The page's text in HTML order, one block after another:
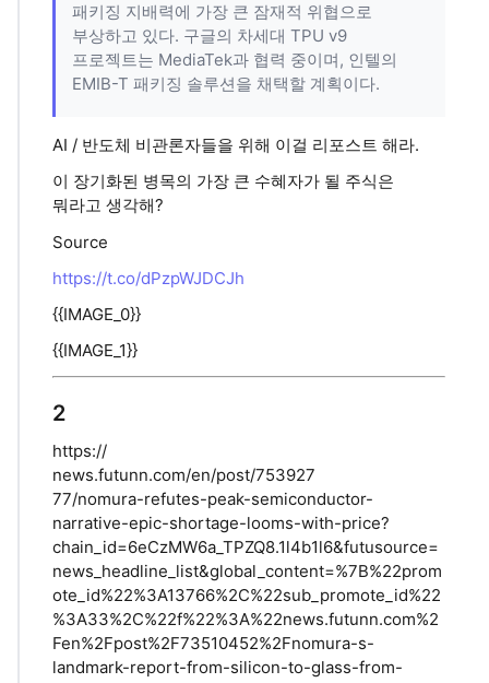
패키징 지배력에 가장 큰 잠재적 위협으로
부상하고 있다. 구글의 차세대 TPU v9
프로젝트는 MediaTek과 협력 중이며, 인텔의
EMIB-T 패키징 솔루션을 채택할 계획이다.
AI / 반도체 비관론자들을 위해 이걸 리포스트 해라.
이 장기화된 병목의 가장 큰 수혜자가 될 주식은
뭐라고 생각해?
Source
https://t.co/dPzpWJDCJh
{{IMAGE_0}}
{{IMAGE_1}}
2
https://
news.futunn.com/en/post/753927
77/nomura-refutes-peak-semiconductor-
narrative-epic-shortage-looms-with-price?
chain_id=6eCzMW6a_TPZQ8.1l4b1l6&futusource=
news_headline_list&global_content=%7B%22prom
ote_id%22%3A13766%2C%22sub_promote_id%22
%3A33%2C%22f%22%3A%22news.futunn.com%2
Fen%2Fpost%2F73510452%2Fnomura-s-
landmark-report-from-silicon-to-glass-from-